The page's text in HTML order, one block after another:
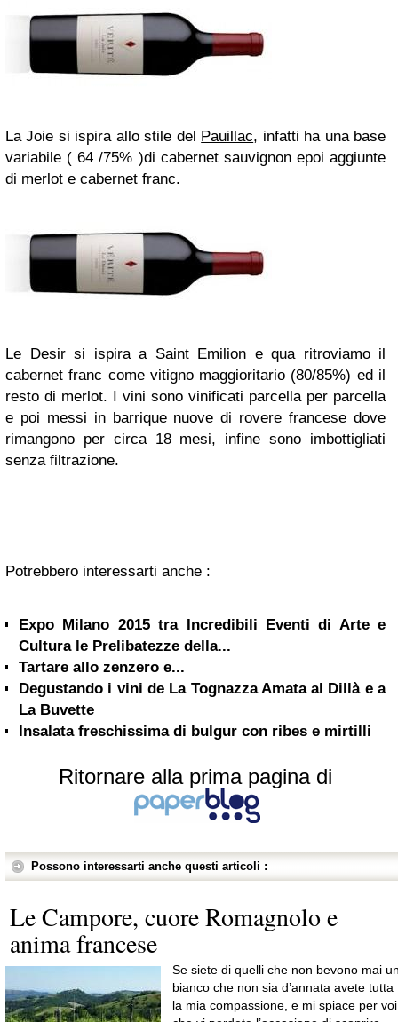
La Joie si ispira allo stile del Pauillac, infatti ha una base
variabile ( 64 /75% )di cabernet sauvignon epoi aggiunte
di merlot e cabernet franc.
Le Desir si ispira a Saint Emilion e qua ritroviamo il
cabernet franc come vitigno maggioritario (80/85%) ed il
resto di merlot. I vini sono vinificati parcella per parcella
e poi messi in barrique nuove di rovere francese dove
rimangono per circa 18 mesi, infine sono imbottigliati
senza filtrazione.
Potrebbero interessarti anche :
Expo Milano 2015 tra Incredibili Eventi di Arte e
Cultura le Prelibatezze della...
Tartare allo zenzero e...
Degustando i vini de La Tognazza Amata al Dillà e a
La Buvette
Insalata freschissima di bulgur con ribes e mirtilli
Ritornare alla prima pagina di
Possono interessarti anche questi articoli :
Le Campore, cuore Romagnolo e
anima francese
Se siete di quelli che non bevono mai
bianco che non sia d’annata avete tutta
la mia compassione, e mi spiace per voi